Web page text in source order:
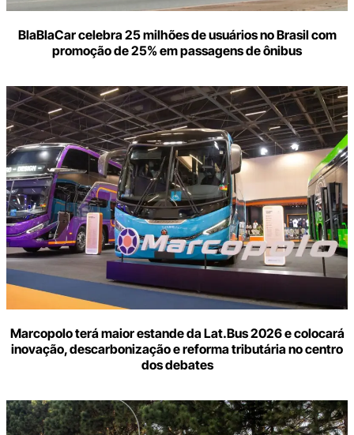
BlaBlaCar celebra 25 milhões de usuários no Brasil com
promoção de 25% em passagens de ônibus
Marcopolo terá maior estande da Lat.Bus 2026 e colocará
inovação, descarbonização e reforma tributária no centro
dos debates